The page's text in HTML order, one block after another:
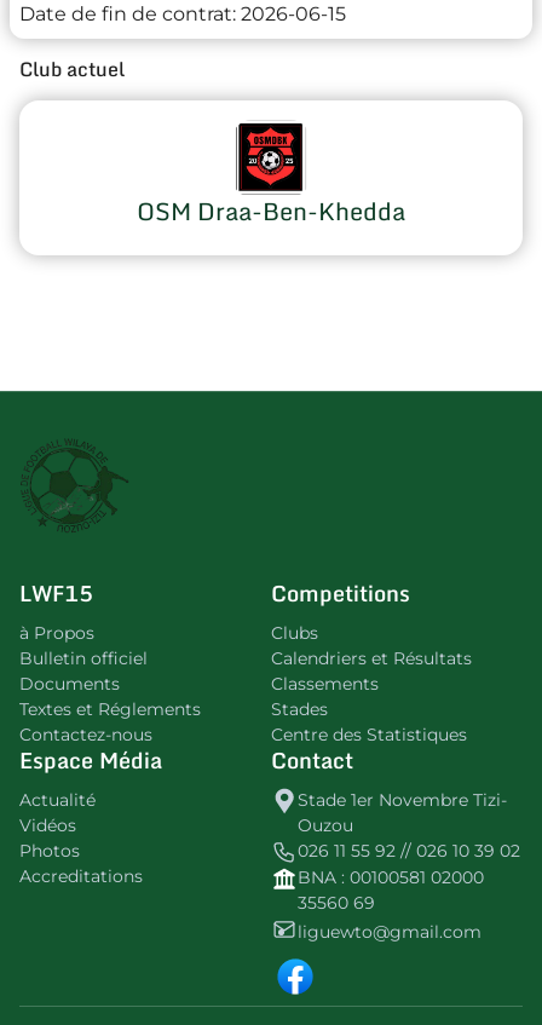
Date de fin de contrat: 2026-06-15
Club actuel
OSM Draa-Ben-Khedda
LWF15
à Propos
Bulletin officiel
Documents
Textes et Réglements
Contactez-nous
Competitions
Clubs
Calendriers et Résultats
Classements
Stades
Centre des Statistiques
Espace Média
Actualité
Vidéos
Photos
Accreditations
Contact
Stade 1er Novembre Tizi-
Ouzou
026 11 55 92 // 026 10 39 02
BNA : 00100581 02000
35560 69
liguewto@gmail.com